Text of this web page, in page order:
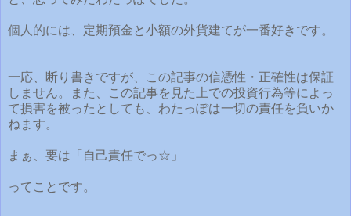
個人的には、定期預金と小額の外貨建てが一番好きです。
一応、断り書きですが、この記事の信憑性・正確性は保証
しません。また、この記事を見た上での投資行為等によっ
て損害を被ったとしても、わたっぽは一切の責任を負いか
ねます。
まぁ、要は「自己責任でっ☆」
ってことです。